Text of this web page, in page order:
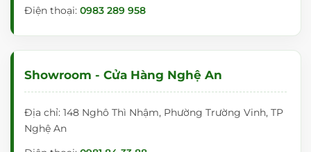
Điện thoại: 0983 289 958
Showroom - Cửa Hàng Nghệ An
Địa chỉ: 148 Nghô Thì Nhậm, Phường Trường Vinh, TP
Nghệ An